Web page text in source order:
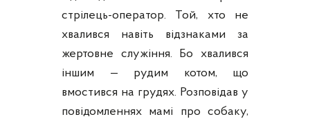
стрілець-оператор. Той, хто не
хвалився навіть відзнаками за
жертовне служіння. Бо хвалився
іншим — рудим котом, що
вмостився на грудях. Розповідав у
повідомленнях мамі про собаку,